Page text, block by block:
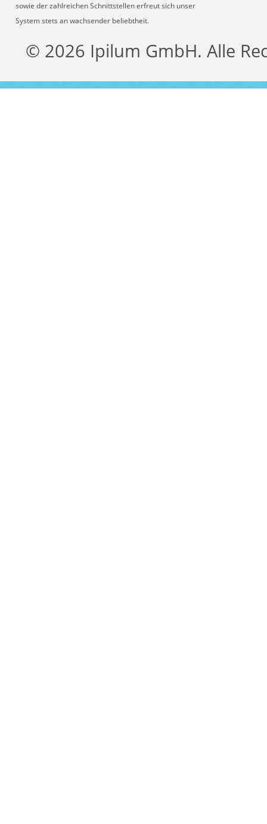
sowie der zahlreichen Schnittstellen erfreut sich unser
System stets an wachsender beliebtheit.
© 2026 Ipilum GmbH. Alle